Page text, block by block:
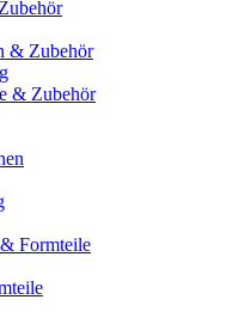
& Zubehör
& Zubehör
Formteile